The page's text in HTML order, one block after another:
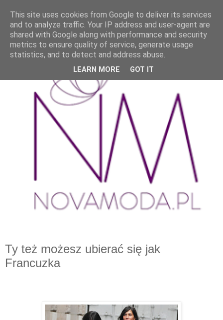
Ty też możesz ubierać się jak
Francuzka
This site uses cookies from Google to deliver its services
and to analyze traffic. Your IP address and user-agent are
shared with Google along with performance and security
metrics to ensure quality of service, generate usage
statistics, and to detect and address abuse.
LEARN MORE GOT IT